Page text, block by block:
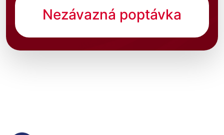
Nezávazná poptávka